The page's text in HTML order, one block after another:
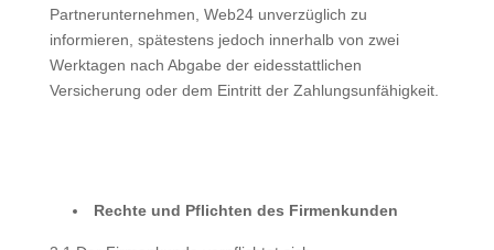
Partnerunternehmen, Web24 unverzüglich zu
informieren, spätestens jedoch innerhalb von zwei
Werktagen nach Abgabe der eidesstattlichen
Versicherung oder dem Eintritt der Zahlungsunfähigkeit.
Rechte und Pflichten des Firmenkunden